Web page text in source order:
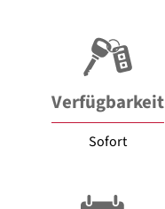
Verfügbarkeit
Sofort